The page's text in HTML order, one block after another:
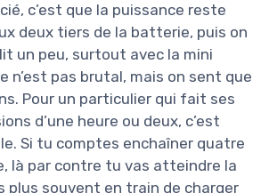
c’est que la puissance reste
deux tiers de la batterie, puis on
un peu, surtout avec la mini
n’est pas brutal, mais on sent que
Pour un particulier qui fait ses
d’une heure ou deux, c’est
Si tu comptes enchaîner quatre
là par contre tu vas atteindre la
plus souvent en train de charger